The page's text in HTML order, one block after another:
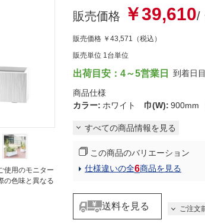
使用のモニター
の色味と異なる
販売価格 ￥39,610/
販売価格 ￥43,571
（税込）
販売単位 1台単位
出荷目安：4～5営業日 到着日
商品仕様
カラー: ホワイト 巾(W): 900mm
すべての商品情報を見る
この商品のバリエーション
仕様違いの全6商品を見る
ご注文
送料を見る